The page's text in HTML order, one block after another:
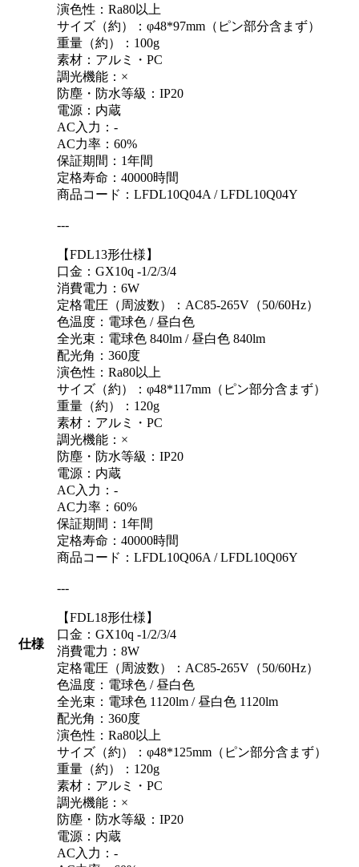
仕様
演色性：Ra80以上
サイズ（約）：φ48*97mm（ピン部分含まず）
重量（約）：100g
素材：アルミ・PC
調光機能：×
防塵・防水等級：IP20
電源：内蔵
AC入力：-
AC力率：60%
保証期間：1年間
定格寿命：40000時間
商品コード：LFDL10Q04A / LFDL10Q04Y
---
【FDL13形仕様】
口金：GX10q -1/2/3/4
消費電力：6W
定格電圧（周波数）：AC85-265V（50/60Hz）
色温度：電球色 / 昼白色
全光束：電球色 840lm / 昼白色 840lm
配光角：360度
演色性：Ra80以上
サイズ（約）：φ48*117mm（ピン部分含まず）
重量（約）：120g
素材：アルミ・PC
調光機能：×
防塵・防水等級：IP20
電源：内蔵
AC入力：-
AC力率：60%
保証期間：1年間
定格寿命：40000時間
商品コード：LFDL10Q06A / LFDL10Q06Y
---
【FDL18形仕様】
口金：GX10q -1/2/3/4
消費電力：8W
定格電圧（周波数）：AC85-265V（50/60Hz）
色温度：電球色 / 昼白色
全光束：電球色 1120lm / 昼白色 1120lm
配光角：360度
演色性：Ra80以上
サイズ（約）：φ48*125mm（ピン部分含まず）
重量（約）：120g
素材：アルミ・PC
調光機能：×
防塵・防水等級：IP20
電源：内蔵
AC入力：-